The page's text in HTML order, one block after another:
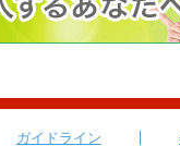
ガイドライン